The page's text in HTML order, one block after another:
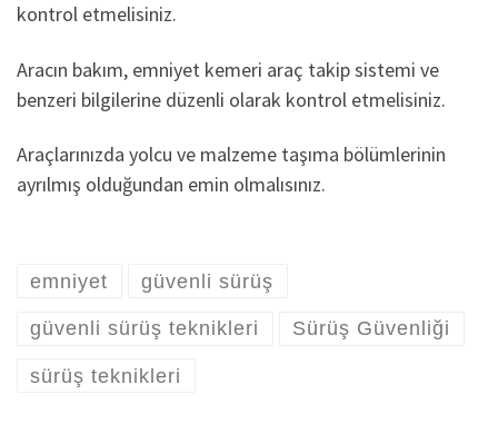
kontrol etmelisiniz.
Aracın bakım, emniyet kemeri araç takip sistemi ve
benzeri bilgilerine düzenli olarak kontrol etmelisiniz.
Araçlarınızda yolcu ve malzeme taşıma bölümlerinin
ayrılmış olduğundan emin olmalısınız.
emniyet güvenli sürüş
güvenli sürüş teknikleri Sürüş Güvenliği
sürüş teknikleri